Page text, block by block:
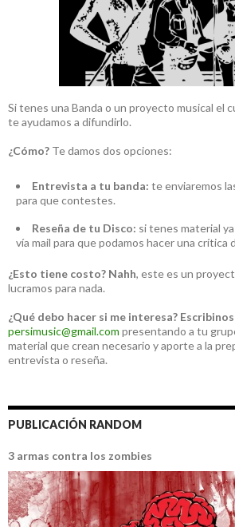
Si tenes una Banda o un proyecto musical el
te ayudamos a difundirlo.
¿Cómo? Te damos dos opciones:
Entrevista a tu banda: te enviaremos
para que contestes.
Reseña de tu Disco: si tenes material
vía mail para que podamos hacer una crítica
¿Esto tiene costo? Nahh, este es un
lucramos para nada.
¿Qué debo hacer si me interesa?
persimusic@gmail.com presentando a tu
material que crean necesario y aporte a la
entrevista o reseña.
PUBLICACIÓN RANDOM
3 armas contra los zombies